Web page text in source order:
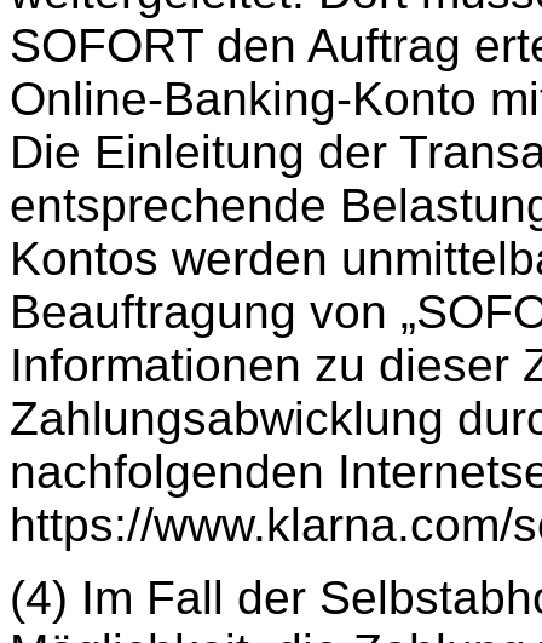
SOFORT den Auftrag
Online-Banking-Konto
Die Einleitung der
entsprechende
Kontos werden
Beauftragung von
Informationen zu dieser
Zahlungsabwicklung
nachfolgenden
https://www.klarna.com/
(4) Im Fall der